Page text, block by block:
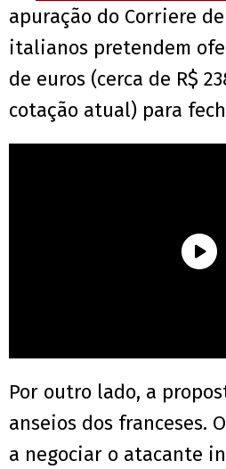
apuração do Corriere
italianos pretendem
de euros (cerca de R$
cotação atual) para
Por outro lado, a
anseios dos franceses.
a negociar o atacante